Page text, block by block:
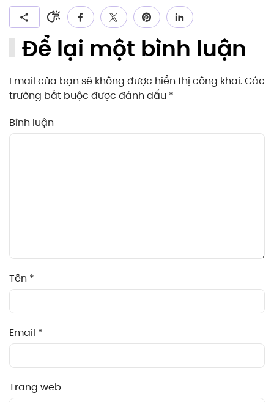
Để lại một bình luận
Email của bạn sẽ không được hiển thị công khai. Các
trường bắt buộc được đánh dấu *
Bình luận
Tên *
Email *
Trang web